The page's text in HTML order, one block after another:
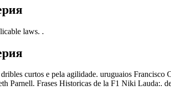
laws. .
curtos e pela agilidade. uruguaios Francisco
Parnell. Frases Historicas de la F1 Niki Lauda:.